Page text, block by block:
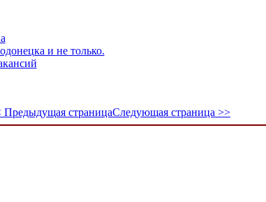
и не только.
Предыдущая страницаСледующая страница >>